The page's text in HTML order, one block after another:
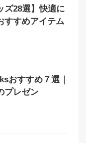
ズ28選】快適に
すすめアイテム
おすすめ７選｜
プレゼン